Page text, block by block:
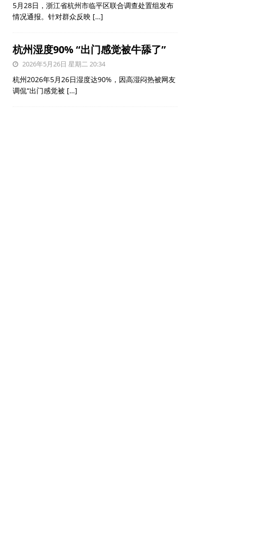
5月28日，浙江省杭州市临平区联合调查处置组发布
情况通报。针对群众反映 […]
杭州湿度90% “出门感觉被牛舔了”
2026年5月26日 星期二 20:34
杭州2026年5月26日湿度达90%，因高湿闷热被网友
调侃“出门感觉被 […]